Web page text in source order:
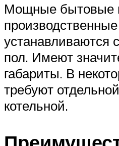
Мощные бытовые
устанавливаются
пол. Имеют
габариты. В
требуют
котельной.